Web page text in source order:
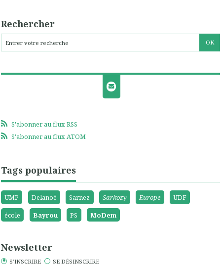
Rechercher
S'abonner au flux RSS
S'abonner au flux ATOM
Tags populaires
UMP Delanoë Sarnez Sarkozy Europe
UDF
école
Bayrou PS MoDem
Newsletter
S'INSCRIRE SE DÉSINSCRIRE